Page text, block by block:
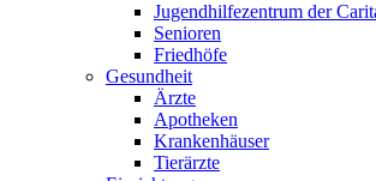
Jugendhilfezentrum der
Senioren
Friedhöfe
Gesundheit
Ärzte
Apotheken
Krankenhäuser
Tierärzte